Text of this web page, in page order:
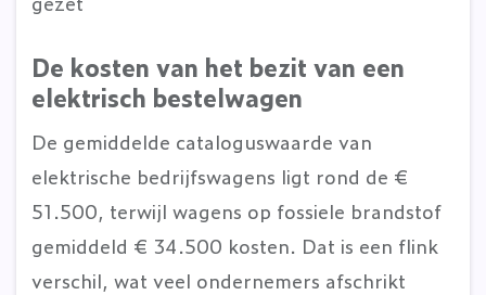
De kosten van het bezit van een
elektrisch bestelwagen
De gemiddelde cataloguswaarde van
elektrische bedrijfswagens ligt rond de €
51.500, terwijl wagens op fossiele brandstof
gemiddeld € 34.500 kosten. Dat is een flink
verschil, wat veel ondernemers afschrikt